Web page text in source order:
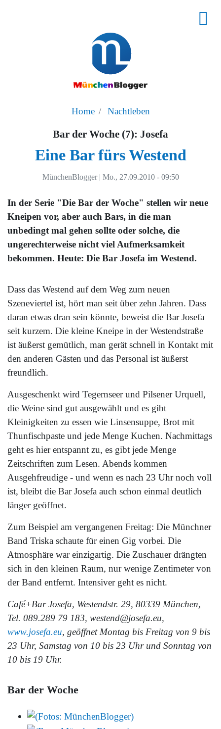
Home Nachtleben
Bar der Woche (7): Josefa
Eine Bar fürs Westend
MünchenBlogger | Mo., 27.09.2010 - 09:50
In der Serie "Die Bar der Woche" stellen wir neue
Kneipen vor, aber auch Bars, in die man
unbedingt mal gehen sollte oder solche, die
ungerechterweise nicht viel Aufmerksamkeit
bekommen. Heute: Die Bar Josefa im Westend.
Dass das Westend auf dem Weg zum neuen
Szeneviertel ist, hört man seit über zehn Jahren. Dass
daran etwas dran sein könnte, beweist die Bar Josefa
seit kurzem. Die kleine Kneipe in der Westendstraße
ist äußerst gemütlich, man gerät schnell in Kontakt mit
den anderen Gästen und das Personal ist äußerst
freundlich.
Ausgeschenkt wird Tegernseer und Pilsener Urquell,
die Weine sind gut ausgewählt und es gibt
Kleinigkeiten zu essen wie Linsensuppe, Brot mit
Thunfischpaste und jede Menge Kuchen. Nachmittags
geht es hier entspannt zu, es gibt jede Menge
Zeitschriften zum Lesen. Abends kommen
Ausgehfreudige - und wenn es nach 23 Uhr noch voll
ist, bleibt die Bar Josefa auch schon einmal deutlich
länger geöffnet.
Zum Beispiel am vergangenen Freitag: Die Münchner
Band Triska schaute für einen Gig vorbei. Die
Atmosphäre war einzigartig. Die Zuschauer drängten
sich in den kleinen Raum, nur wenige Zentimeter von
der Band entfernt. Intensiver geht es nicht.
Café+Bar Josefa, Westendstr. 29, 80339 München,
Tel. 089.289 79 183, westend@josefa.eu,
www.josefa.eu, geöffnet Montag bis Freitag von 9 bis
23 Uhr, Samstag von 10 bis 23 Uhr und Sonntag von
10 bis 19 Uhr.
Bar der Woche